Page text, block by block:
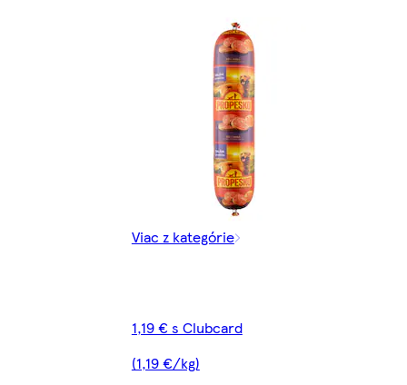
Viac z kategórie
1,19 € s Clubcard
(1,19 €/kg)